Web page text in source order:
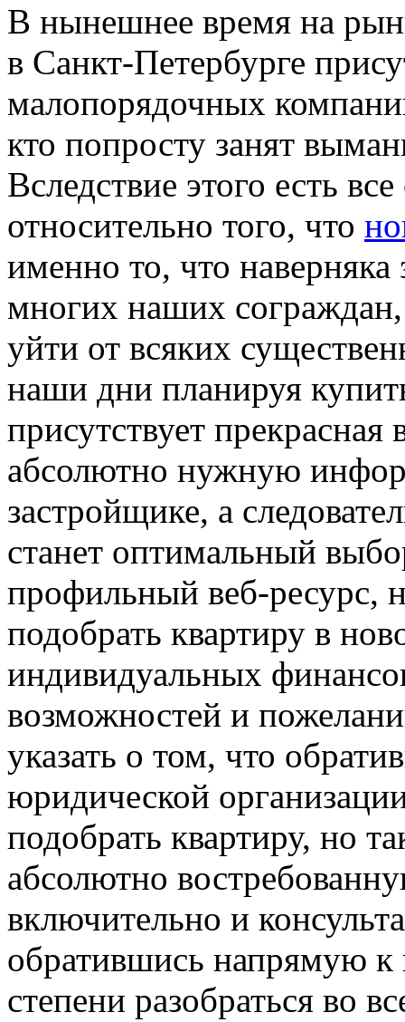
В нынeшнee врeмя на
в Санкт-Петербурге
малопорядочных
кто попросту занят
Вследствие этого есть
относительно того, что
именно то, что наверняка
многих наших
уйти от всяких
наши дни планируя
присутствует
абсолютно нужную
застройщике, а
станет оптимальный
профильный веб-ресурс,
подобрать квартиру в
индивидуальных
возможностей и
указать о том, что
юридической
подобрать квартиру, но
абсолютно
включительно и
обратившись напрямую
степени разобраться во